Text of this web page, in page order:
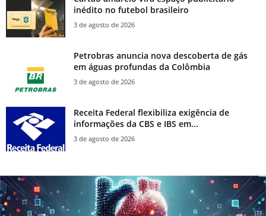
inédito no futebol brasileiro
3 de agosto de 2026
Petrobras anuncia nova descoberta de gás
em águas profundas da Colômbia
3 de agosto de 2026
Receita Federal flexibiliza exigência de
informações da CBS e IBS em...
3 de agosto de 2026